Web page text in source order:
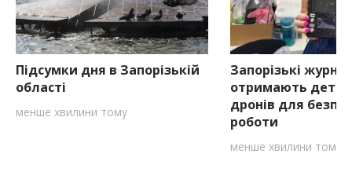
Підсумки дня в Запорізькій
області
менше хвилини тому
Запорізькі
отримають
дронів для
роботи
менше хвилини тому